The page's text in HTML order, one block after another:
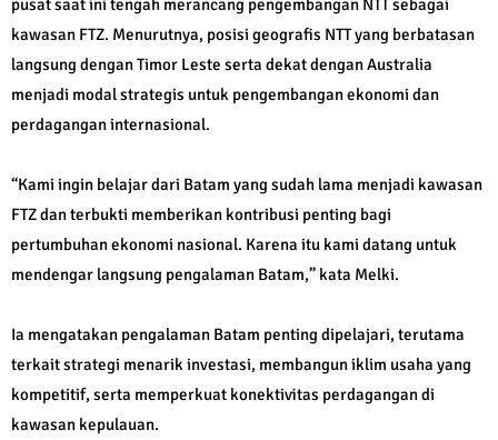
pusat saat ini tengah merancang pengembangan NTT sebagai
kawasan FTZ. Menurutnya, posisi geografis NTT yang berbatasan
langsung dengan Timor Leste serta dekat dengan Australia
menjadi modal strategis untuk pengembangan ekonomi dan
perdagangan internasional.
“Kami ingin belajar dari Batam yang sudah lama menjadi kawasan
FTZ dan terbukti memberikan kontribusi penting bagi
pertumbuhan ekonomi nasional. Karena itu kami datang untuk
mendengar langsung pengalaman Batam,” kata Melki.
Ia mengatakan pengalaman Batam penting dipelajari, terutama
terkait strategi menarik investasi, membangun iklim usaha yang
kompetitif, serta memperkuat konektivitas perdagangan di
kawasan kepulauan.